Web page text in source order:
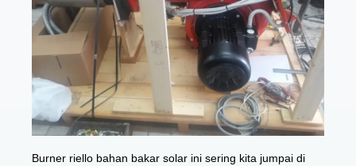
Burner riello bahan bakar solar ini sering kita jumpai di